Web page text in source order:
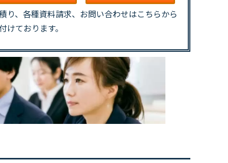
り、各種資料請求、お問い合わせはこちらから
けております。